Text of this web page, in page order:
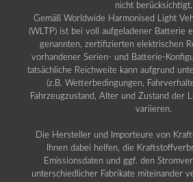
nicht berücksichtigt.
Gemäß Worldwide Harmonised Light
(WLTP) ist bei voll aufgeladener Batterie
genannten, zertifizierten elektrischen
vorhandener Serien- und Batterie-
tatsächliche Reichweite kann aufgrund
(z.B. Wetterbedingungen,
Fahrzeugzustand, Alter und Zustand der
variieren.
Die Hersteller und Importeure von
Ihnen dabei helfen, die
Emissionsdaten und ggf. den
unterschiedlicher Fabrikate miteinander